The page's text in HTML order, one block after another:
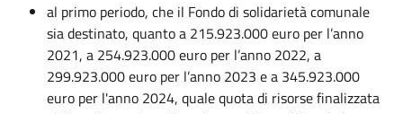
al primo periodo, che il Fondo di solidarietà comunale
sia destinato, quanto a 215.923.000 euro per l’anno
2021, a 254.923.000 euro per l’anno 2022, a
299.923.000 euro per l’anno 2023 e a 345.923.000
euro per l'anno 2024, quale quota di risorse finalizzata